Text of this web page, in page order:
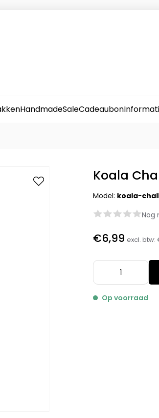
HandmadeSaleCadeaubon
Koala
Model: koala-
Nog
€6,99 excl. btw:
Op voorraad